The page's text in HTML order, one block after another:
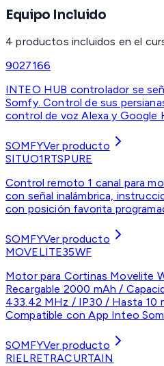
Equipo Incluido
4 productos incluidos en el
9027166
INTEO HUB controlador se
Somfy. Control de sus
control de voz Alexa y Google
SOMFYVer producto
SITUO1RTSPURE
Control remoto 1 canal para
con señal inalámbrica,
con posición favorita
SOMFYVer producto
MOVELITE35WF
Motor para Cortinas Movelite
Recargable 2000 mAh /
433.42 MHz / IP30 / Hasta 10
Compatible con App Inteo
SOMFYVer producto
RIELRETRACURTAIN